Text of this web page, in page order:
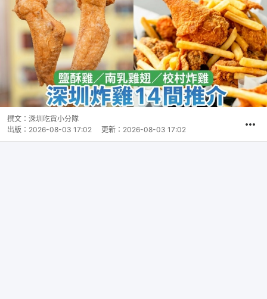
撰文： 深圳吃貨小分隊
出版： 2026-08-03 17:02 更新： 2026-08-03 17:02